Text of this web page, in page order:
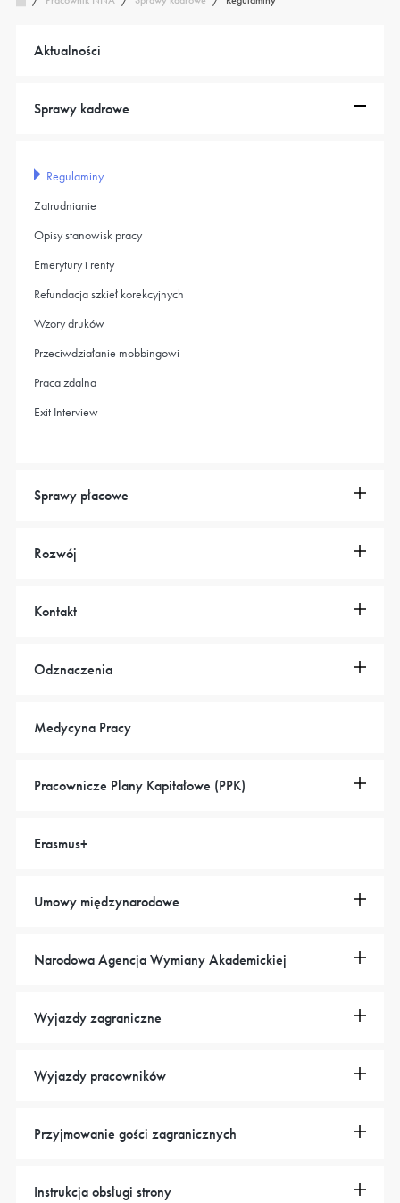
Aktualności
Sprawy kadrowe
Regulaminy
Zatrudnianie
Opisy stanowisk pracy
Emerytury i renty
Refundacja szkieł korekcyjnych
Wzory druków
Przeciwdziałanie mobbingowi
Praca zdalna
Exit Interview
Sprawy płacowe
Rozwój
Kontakt
Odznaczenia
Medycyna Pracy
Pracownicze Plany Kapitałowe (PPK)
Erasmus+
Umowy międzynarodowe
Narodowa Agencja Wymiany Akademickiej
Wyjazdy zagraniczne
Wyjazdy pracowników
Przyjmowanie gości zagranicznych
Instrukcja obsługi strony